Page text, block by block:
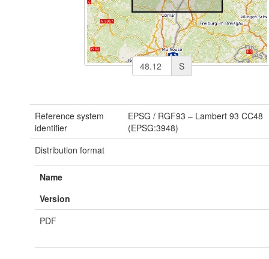
S
Reference system
identifier
EPSG / RGF93 – Lambert 93 CC48
(EPSG:3948)
Distribution format
Name
Version
PDF